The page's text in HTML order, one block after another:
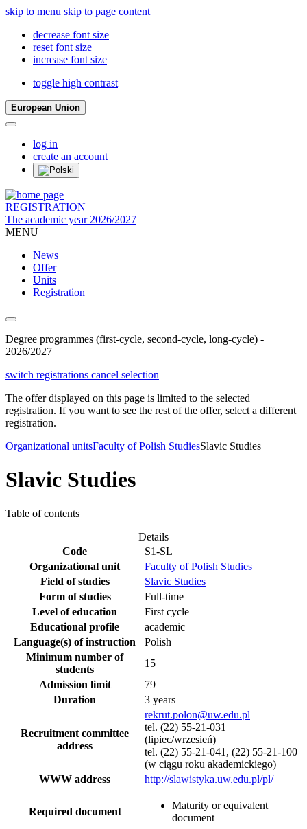
skip to menu skip to page content
decrease font size
reset font size
increase font size
toggle high contrast
European Union
log in
create an account
REGISTRATION
The academic year 2026/2027
MENU
News
Offer
Units
Registration
Degree programmes (first-cycle, second-cycle, long-cycle) -
2026/2027
switch registrations cancel selection
The offer displayed on this page is limited to the selected
registration. If you want to see the rest of the offer, select a different
registration.
Organizational unitsFaculty of Polish StudiesSlavic Studies
Slavic Studies
Table of contents
Details
Code
S1-SL
Organizational unit
Faculty of Polish Studies
Field of studies
Slavic Studies
Form of studies
Full-time
Level of education
First cycle
Educational profile
academic
Language(s) of instruction
Polish
Minimum number of
students
15
Admission limit
79
Duration
3 years
Recruitment committee
address
rekrut.polon@uw.edu.pl
tel. (22) 55-21-031
(lipiec/wrzesień)
tel. (22) 55-21-041, (22) 55-21-100
(w ciągu roku akademickiego)
WWW address
http://slawistyka.uw.edu.pl/pl/
Required document
Maturity or equivalent
document